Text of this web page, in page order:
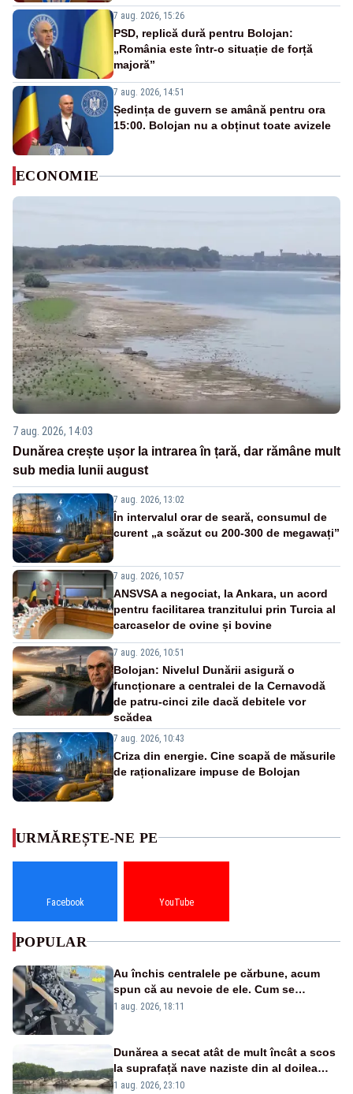
7 aug. 2026, 15:26
PSD, replică dură pentru Bolojan:
„România este într-o situație de forță
majoră”
7 aug. 2026, 14:51
Ședința de guvern se amână pentru ora
15:00. Bolojan nu a obținut toate avizele
ECONOMIE
7 aug. 2026, 14:03
Dunărea crește ușor la intrarea în țară, dar rămâne mult
sub media lunii august
7 aug. 2026, 13:02
În intervalul orar de seară, consumul de
curent „a scăzut cu 200-300 de megawați”
7 aug. 2026, 10:57
ANSVSA a negociat, la Ankara, un acord
pentru facilitarea tranzitului prin Turcia al
carcaselor de ovine și bovine
7 aug. 2026, 10:51
Bolojan: Nivelul Dunării asigură o
funcționare a centralei de la Cernavodă
de patru-cinci zile dacă debitele vor
scădea
7 aug. 2026, 10:43
Criza din energie. Cine scapă de măsurile
de raționalizare impuse de Bolojan
URMĂREȘTE-NE PE
Facebook YouTube
POPULAR
Au închis centralele pe cărbune, acum
spun că au nevoie de ele. Cum se
pasează vina în plină criză energetică
1 aug. 2026, 18:11
Dunărea a secat atât de mult încât a scos
la suprafață nave naziste din al doilea
război mondial
1 aug. 2026, 23:10